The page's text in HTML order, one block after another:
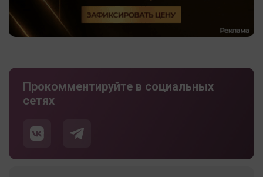
Прокомментируйте в социальных
сетях